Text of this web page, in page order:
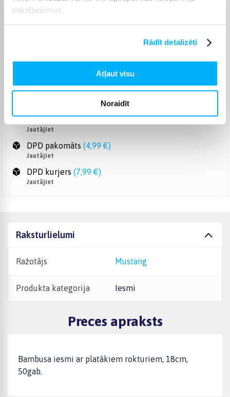
pakalpojumus.
Rādīt detalizēti
Atļaut visu
Noraidīt
Omniva pakomāts (3,99 €)
Smartposti pakomāts (2,99 €)
Jautājiet
DPD pakomāts (4,99 €)
Jautājiet
DPD kurjers (7,99 €)
Jautājiet
Raksturlielumi
Ražotājs Mustang
Produkta kategorija Iesmi
Preces apraksts
Bambusa iesmi ar platākiem rokturiem, 18cm,
50gab.